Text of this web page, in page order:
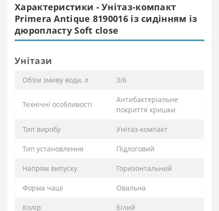
Характеристики - Унітаз-компакт
Primera Antique 8190016 із сидінням із
дюропласту Soft close
Унітази
Об'єм змиву води, л 3/6
Технічні особливості
Антибактеріальне
покриття кришки
Тип виробу Унітаз-компакт
Тип установлення Підлоговий
Напрям випуску Горизонтальний
Форма чаші Овальна
Колір Білий